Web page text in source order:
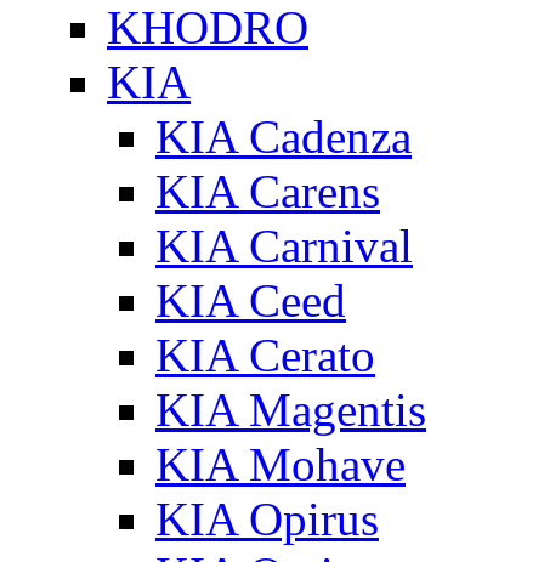
KHODRO
KIA
KIA Cadenza
KIA Carens
KIA Carnival
KIA Ceed
KIA Cerato
KIA Magentis
KIA Mohave
KIA Opirus